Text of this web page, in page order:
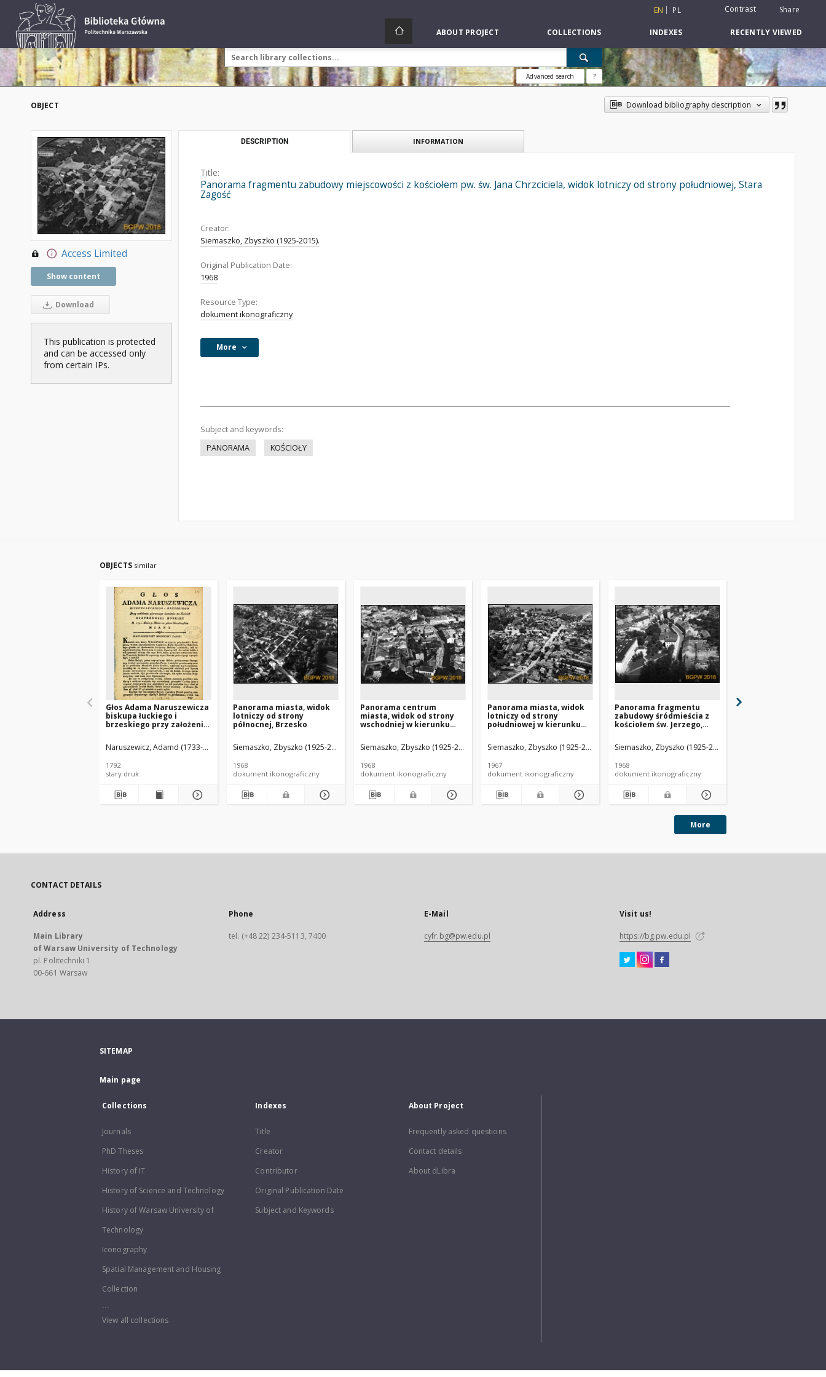
EN PL Contrast Share
ABOUT PROJECT COLLECTIONS INDEXES RECENTLY VIEWED
Advanced search ?
OBJECT Download bibliography description
Access Limited
Show content
Download
This publication is protected
and can be accessed only
from certain IPs.
DESCRIPTION INFORMATION
Title:
Panorama fragmentu zabudowy miejscowości z kościołem pw. św. Jana Chrzciciela, widok lotniczy od strony południowej, Stara
Zagość
Creator:
Siemaszko, Zbyszko (1925-2015).
Original Publication Date:
1968
Resource Type:
dokument ikonograficzny
More
Subject and keywords:
PANORAMA
KOŚCIOŁY
OBJECTS similar
Głos Adama Naruszewicza
biskupa łuckiego i
brzeskiego przy założeniu
Kościół Opatrznosci
Boskiey r. 1792 dnia 3 maia
miany
Naruszewicz, Adamd (1733-1796)
1792
stary druk
Panorama miasta, widok
lotniczy od strony
północnej, Brzesko
Siemaszko, Zbyszko (1925-2015).
1968
dokument ikonograficzny
Panorama centrum
miasta, widok od strony
wschodniej w kierunku
Brzesko
Siemaszko, Zbyszko (1925-2015).
1968
dokument ikonograficzny
Panorama miasta, widok
lotniczy od strony
południowej w kierunku
Chrzciciela, Białaczów
Siemaszko, Zbyszko (1925-2015).
1967
dokument ikonograficzny
Panorama fragmentu
zabudowy śródmieścia z
kościołem św. Jerzego,
zachodniej, Białogard
Siemaszko, Zbyszko (1925-2015).
1968
dokument ikonograficzny
More
CONTACT DETAILS
Address
Main Library
of Warsaw University of Technology
pl. Politechniki 1
00-661 Warsaw
Phone
tel. (+48 22) 234-5113, 7400
E-Mail
cyfr.bg@pw.edu.pl
Visit us!
https://bg.pw.edu.pl
SITEMAP
Main page
Collections
Journals
PhD Theses
History of IT
History of Science and Technology
History of Warsaw University of
Technology
Iconography
Spatial Management and Housing
Collection
...
View all collections
Indexes
Title
Creator
Contributor
Original Publication Date
Subject and Keywords
About Project
Frequently asked questions
Contact details
About dLibra